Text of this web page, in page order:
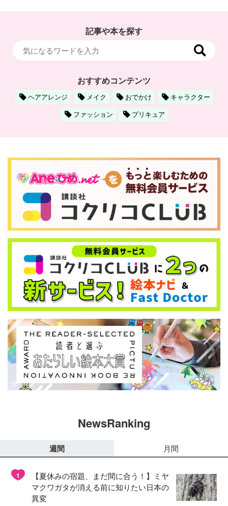
記事や本を探す
おすすめコンテンツ
ヘアアレンジ メイク おでかけ
キャラクター
ファッション
プリキュア
NewsRanking
週間 月間
1
【夏休みの宿題、まだ間に合う！】ミヤ
マクワガタが消える前に知りたい日本の
異変